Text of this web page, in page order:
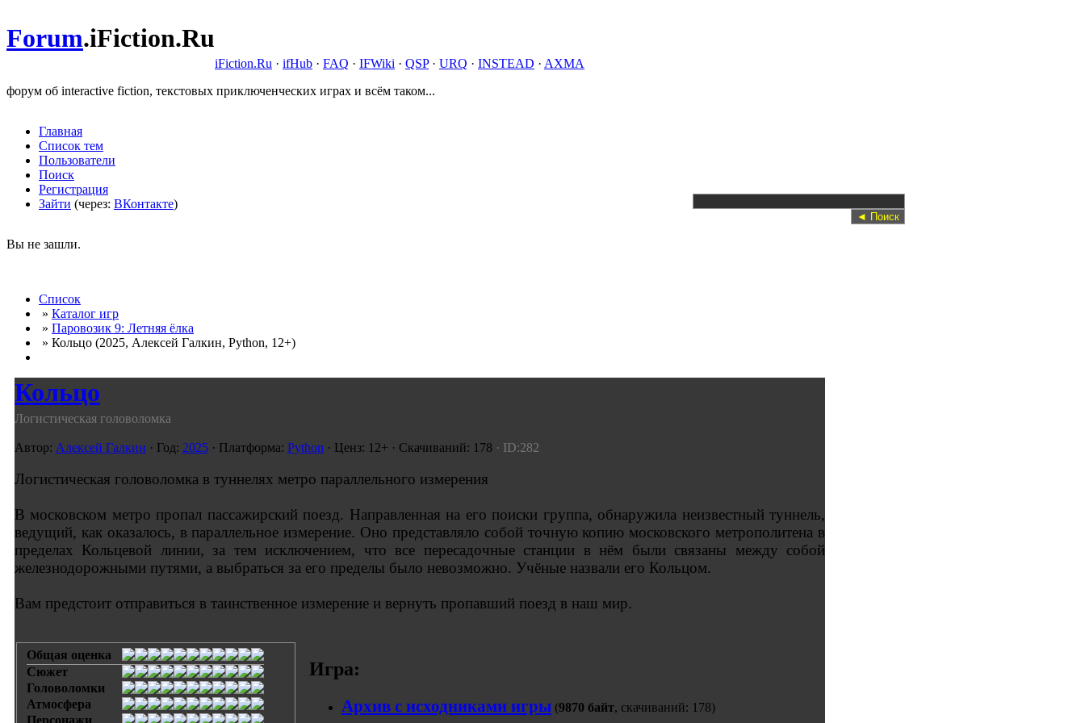
Forum.iFiction.Ru
iFiction.Ru · ifHub · FAQ · IFWiki · QSP· URQ · INSTEAD · AXMA
форум об interactive fiction, текстовых приключенческих играх и всём таком...
Главная
Список тем
Пользователи
Поиск
Регистрация
Зайти (через: ВКонтакте)
Вы не зашли.
Список
» Каталог игр
» Паровозик 9: Летняя ёлка
» Кольцо (2025, Алексей Галкин, Python, 12+)
Кольцо
Логистическая головоломка
Автор: Алексей Галкин · Год: 2025 · Платформа: Python · Ценз: 12+ · Скачиваний: 178 · ID:282
Логистическая головоломка в туннелях метро параллельного измерения
В московском метро пропал пассажирский поезд. Направленная на его поиски группа, обнаружила неизвестный туннель,
ведущий, как оказалось, в параллельное измерение. Оно представляло собой точную копию московского метрополитена в
пределах Кольцевой линии, за тем исключением, что все пересадочные станции в нём были связаны между собой
железнодорожными путями, а выбраться за его пределы было невозможно. Учёные назвали его Кольцом.
Вам предстоит отправиться в таинственное измерение и вернуть пропавший поезд в наш мир.
Общая оценка
Сюжет
Головоломки
Атмосфера
Персонажи
Игра:
Архив с исходниками игры (9870 байт, скачиваний: 178)